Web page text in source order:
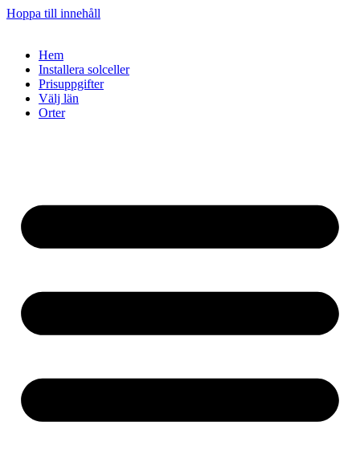
Hoppa till innehåll
Hem
Installera solceller
Prisuppgifter
Välj län
Orter